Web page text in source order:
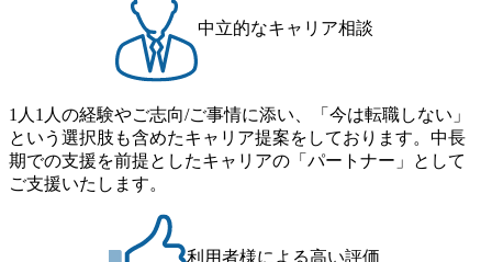
月12日(水) 16:00 ※参加状況によっては抽選とさせていただ
く可能性がございます。 このたび、ファーム経験者の方を
対象にした懇親会形式の採用イベント「サロンイベント」
を開催いたします。 カジュアルな場で現場社員と直接交流
できる機会ですので、ぜひご参加ください。 当日はXspear
Consulting代表取締役の早田とMDやその他現場社員が複数
名参加する予定です！ ●費用 : 無料 虎ノ門ヒルズ付近 ※詳
細な場所については参加者の方へ個別でご連絡いたしま
す。 コンサルファームにてマネージャー以上の職務を担当
a040c36b128 Forbes JAPAN BrandVoice Studio 「使命はテクノ
ロジーで企業の可能性を引き出すこと。日本に求められるI
Tコンサルタントという伴走者」 https://forbesjapan.com/article
s/detail/67452 Forbes JAPAN BrandVoice Studio 「コンサル業
界におけるIT人材価値再興。Dirbatoの最前線パートナーが
切り開くテクノロジーの変革」 https://forbesjapan.com/articles/
preview/68657?preview=TAI1oir8Coe5Df3zuZhtd24YfH72/Zzdm
BTIEMOnWUWREjOFLO1IL1KPEi4dgCbb Forbes JAPAN Bra
ndVoice Studio 「求めるのは、競争と連帯 。IT特化の急成長
ファーム・Dirbatoの社員支援」 https://forbesjapan.com/articles/
detail/69848 MyViision企業インタビュー① https://my-vision.co.
jp/consulting-firm/dirbato/interview01 MyViision企業インタビュ
中立的なキャリア相談
1人1人の経験やご志向/ご事情に添い、「今は転職しない」
という選択肢も含めたキャリア提案をしております。中長
期での支援を前提としたキャリアの「パートナー」として
ご支援いたします。
利用者様による高い評価